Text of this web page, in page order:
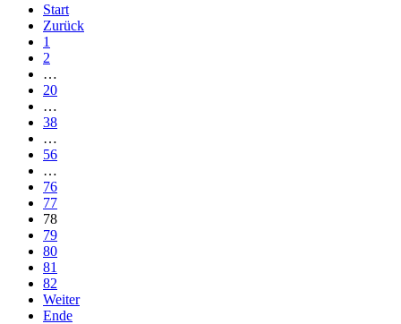
Start
Zurück
1
2
…
20
…
38
…
56
…
76
77
78
79
80
81
82
Weiter
Ende